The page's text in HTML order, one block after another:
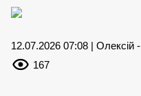
12.07.2026 07:08 | Олексій -
167